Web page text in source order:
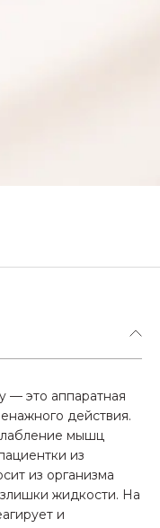
— это аппаратная
действия.
мышц
из
из организма
жидкости. На
и